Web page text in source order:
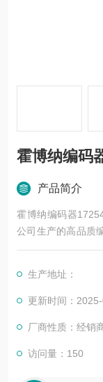
霍博纳编码
产品简介
霍博纳编码器1725453 HUBNER 霍博纳编码器是由
公司生产的高品质
度。以下是其详细
生产地址：
更新时间：
厂商性质：经销
访问量：150